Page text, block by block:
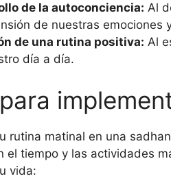
de la autoconciencia: Al
de nuestras emociones
de una rutina positiva: Al
día a día.
rutina matinal en una
el tiempo y las actividades
vida: